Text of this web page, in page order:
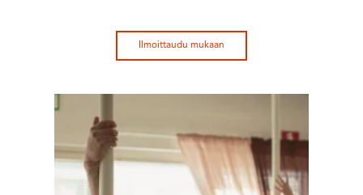
Ilmoittaudu mukaan